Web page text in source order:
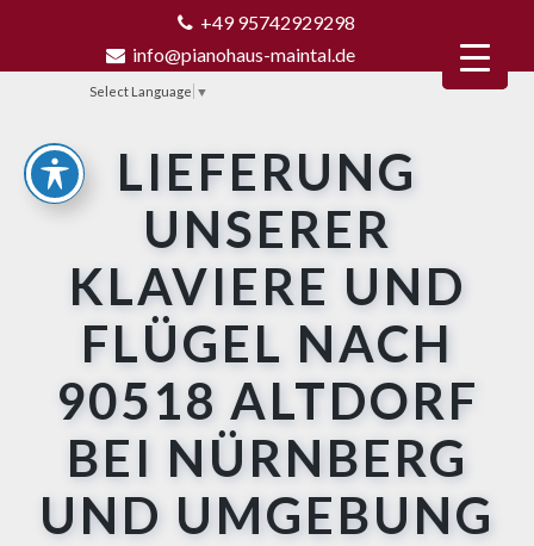
+49 95742929298
info@pianohaus-maintal.de
Select Language ▼
LIEFERUNG
UNSERER
KLAVIERE UND
FLÜGEL NACH
90518 ALTDORF
BEI NÜRNBERG
UND UMGEBUNG